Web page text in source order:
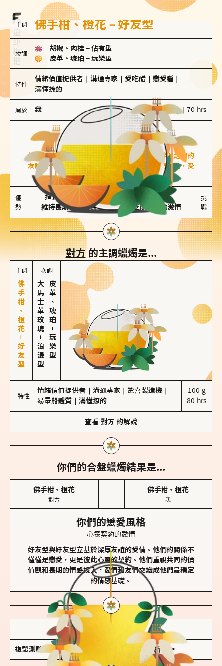
主調 佛手柑、橙花－好友型
次調
胡椒、肉桂 － 佔有型
皮革、琥珀 － 玩樂型
特性
情緒價值提供者 溝通專家 愛吃醋 戀愛腦
滿懂撩的
屬於 我 100 g｜70 hrs
好友型
佛手柑、橙花
好友型的人喜歡分享生活中的點滴，重視與伴侶之間的
友誼和信任，穩定感是重要的關鍵詞。對他們來說，愛
情是心靈深處的共鳴和理解。
優
勢
擅長聆聽與溝通
維持長期穩定關係
不喜歡變化
缺乏關係中的激情
挑
戰
對方的主調蠟燭是...
主調
佛手柑、橙花－好友型
次調
大馬士革玫瑰
－
浪漫型
皮革、琥珀
－
玩樂型
特性
情緒價值提供者 溝通專家 驚喜製造機
易暈船體質
滿懂撩的
100 g
80 hrs
查看 對方 的解說
你們的合盤蠟燭結果是...
佛手柑、橙花
對方
＋
佛手柑、橙花
我
你們的戀愛風格
心靈契約的愛情
好友型與好友型立基於深厚友誼的愛情。他們的關係不
僅僅是戀愛，更是彼此心靈的契約。他們重視共同的價
值觀和長期的情感投入，愛情和友情交織成他們最穩定
的情感基礎。
複製測驗連結 查看香氛類型全解析 >>>